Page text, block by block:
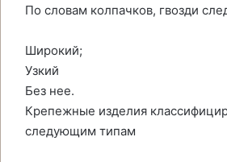
По словам колпачков, гвозди
Широкий;
Узкий
Без нее.
Крепежные изделия
следующим типам